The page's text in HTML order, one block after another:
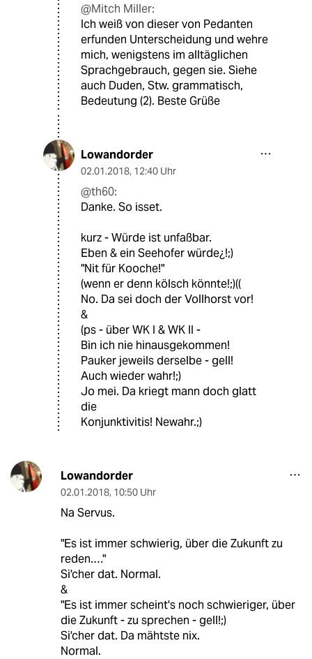
@Mitch Miller:
Ich weiß von dieser von Pedanten
erfunden Unterscheidung und wehre
mich, wenigstens im alltäglichen
Sprachgebrauch, gegen sie. Siehe
auch Duden, Stw. grammatisch,
Bedeutung (2). Beste Grüße
Lowandorder
02.01.2018, 12:40 Uhr
@th60:
Danke. So isset.
kurz - Würde ist unfaßbar.
Eben & ein Seehofer würde¿!;)
"Nit für Kooche!"
(wenn er denn kölsch könnte!;)((
No. Da sei doch der Vollhorst vor!
&
(ps - über WK I & WK II -
Bin ich nie hinausgekommen!
Pauker jeweils derselbe - gell!
Auch wieder wahr!;)
Jo mei. Da kriegt mann doch glatt
die
Konjunktivitis! Newahr.;)
Lowandorder
02.01.2018, 10:50 Uhr
Na Servus.
"Es ist immer schwierig, über die Zukunft zu
reden.…"
Si'cher dat. Normal.
&
"Es ist immer scheint's noch schwieriger, über
die Zukunft - zu sprechen - gell!;)
Si'cher dat. Da mähtste nix.
Normal.